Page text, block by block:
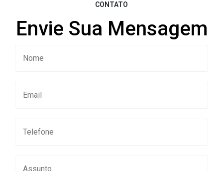
CONTATO
Envie Sua Mensagem